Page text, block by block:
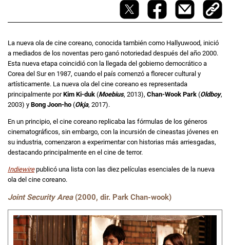
La nueva ola de cine coreano, conocida también como Hallyuwood, inició
a mediados de los noventas pero ganó notoriedad después del año 2000.
Esta nueva etapa coincidió con la llegada del gobierno democrático a
Corea del Sur en 1987, cuando el país comenzó a florecer cultural y
artísticamente. La nueva ola del cine coreano es representada
principalmente porKim Ki-duk (Moebius, 2013), Chan-Wook Park (Oldboy,
2003) y Bong Joon-ho (Okja, 2017).
En un principio, el cine coreano replicaba las fórmulas de los géneros
cinematográficos, sin embargo, con la incursión de cineastas jóvenes en
su industria, comenzaron a experimentar con historias más arriesgadas,
destacando principalmente en el cine de terror.
Indiewirepublicó una lista con las diez películas esenciales de la nueva
ola del cine coreano.
Joint Security Area(2000, dir. Park Chan-wook)